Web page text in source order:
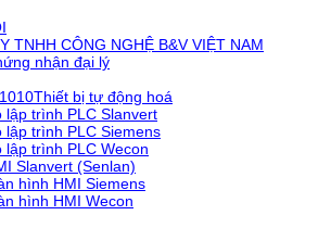
TNHH CÔNG NGHỆ B&V VIỆT NAM
nhận đại lý
Thiết bị tự động hoá
lập trình PLC Slanvert
lập trình PLC Siemens
lập trình PLC Wecon
Slanvert (Senlan)
hình HMI Siemens
hình HMI Wecon